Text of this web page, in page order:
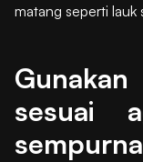
matang seperti lauk
sesuai
sempurna